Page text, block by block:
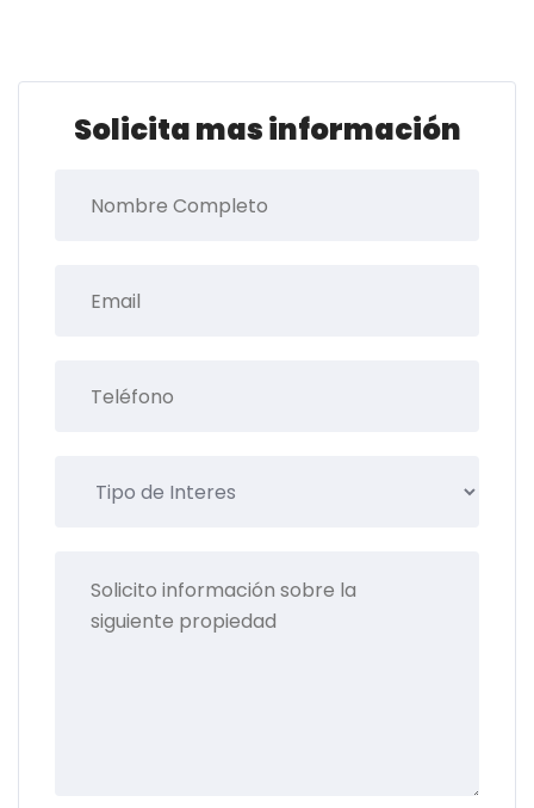
Solicita mas información